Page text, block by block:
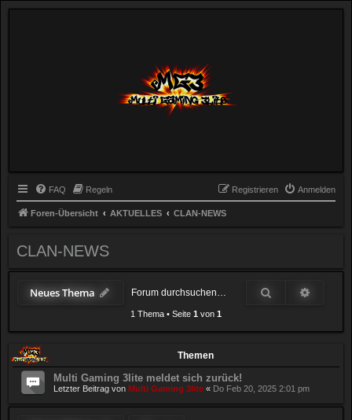
FAQ Regeln Anmelden
Registrieren
Foren-Übersicht AKTUELLES CLAN-NEWS
CLAN-NEWS
Neues Thema
1 Thema • Seite 1 von 1
Themen
Multi Gaming 3lite meldet sich zurück!
Letzter Beitrag von Multi Gaming 3lite « Do Feb 20, 2025 2:01 pm